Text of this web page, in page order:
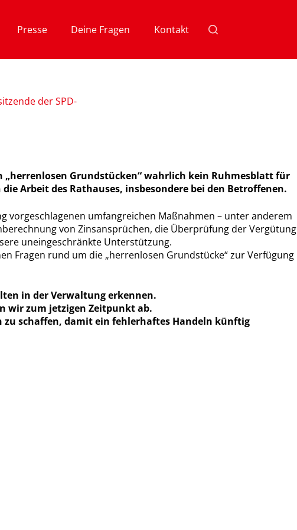
Presse Deine Fragen Kontakt
der SPD-
„herrenlosen Grundstücken“ wahrlich kein Ruhmesblatt für
Arbeit des Rathauses, insbesondere bei den Betroffenen.
vorgeschlagenen umfangreichen Maßnahmen – unter anderem
von Zinsansprüchen, die Überprüfung der Vergütung
uneingeschränkte Unterstützung.
Fragen rund um die „herrenlosen Grundstücke“ zur Verfügung
in der Verwaltung erkennen.
wir zum jetzigen Zeitpunkt ab.
schaffen, damit ein fehlerhaftes Handeln künftig